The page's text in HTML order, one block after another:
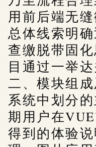
用前后端无
总体线索明
查缴脱带固
目通过一举
二、模块组
系统中划分
期用户在
得到的体验